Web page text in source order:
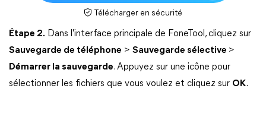
Télécharger en sécurité
Étape 2. Dans l'interface principale de FoneTool, cliquez sur
Sauvegarde de téléphone > Sauvegarde sélective >
Démarrer la sauvegarde. Appuyez sur une icône pour
sélectionner les fichiers que vous voulez et cliquez sur OK.